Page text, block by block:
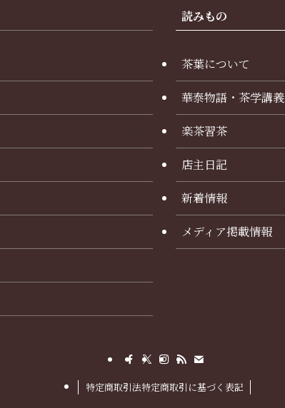
読みもの
茶葉について
華泰物語・茶学講義
楽茶習茶
店主日記
新着情報
メディア掲載情報
特定商取引法特定商取引に基づく表記